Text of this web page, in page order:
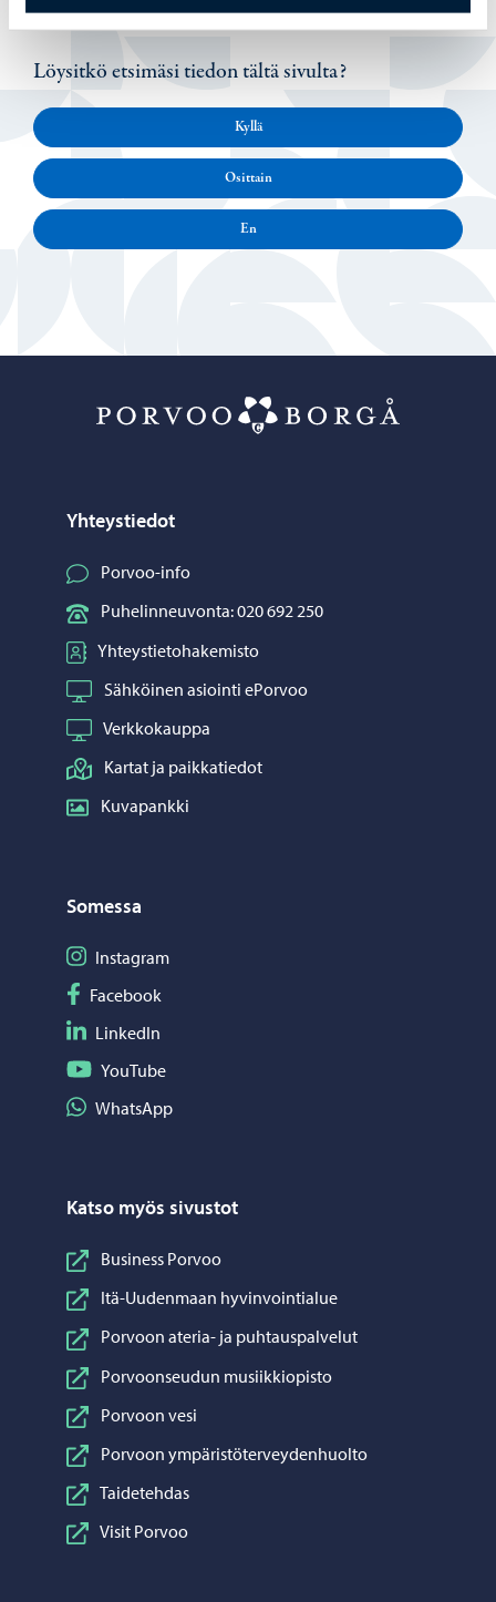
Löysitkö etsimäsi tiedon tältä sivulta?
Kyllä
Osittain
En
Yhteystiedot
Porvoo-info
Puhelinneuvonta: 020 692 250
Yhteystietohakemisto
Sähköinen asiointi ePorvoo
Verkkokauppa
Kartat ja paikkatiedot
Kuvapankki
Somessa
Seuraa Instagram
Instagram
Seuraa Facebook
Facebook
Seuraa LinkedIn
LinkedIn
Seuraa YouTube
YouTube
Jaa WhatsApp
WhatsApp
Katso myös sivustot
Business Porvoo
Itä-Uudenmaan hyvinvointialue
Porvoon ateria- ja puhtauspalvelut
Porvoonseudun musiikkiopisto
Porvoon vesi
Porvoon ympäristöterveydenhuolto
Taidetehdas
Visit Porvoo